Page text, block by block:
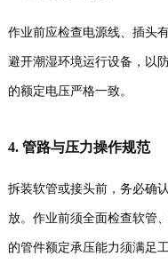
作业前应检查电源线、插头
避开潮湿环境运行设备，以
的额定电压严格一致。
4. 管路与压力操作规范
拆装软管或接头前，务必确
放。作业前须全面检查软管
的管件额定承压能力须满足